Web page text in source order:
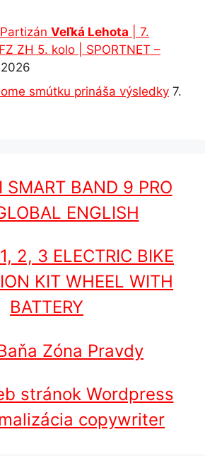
Veľká Lehota | 7.
ZH 5. kolo | SPORTNET –
smútku prináša výsledky 7.
SMART BAND 9 PRO
ENGLISH
2, 3 ELECTRIC BIKE
KIT WHEEL WITH
BATTERY
Zóna Pravdy
stránok Wordpress
copywriter